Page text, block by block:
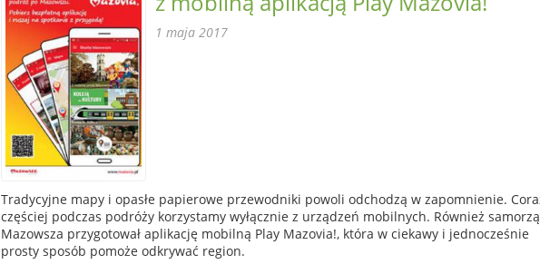
1 maja 2017
Tradycyjne mapy i opasłe papierowe przewodniki powoli odchodzą w zapomnienie.
częściej podczas podróży korzystamy wyłącznie z urządzeń mobilnych. Również
Mazowsza przygotował aplikację mobilną Play Mazovia!, która w ciekawy i jednocześnie
prosty sposób pomoże odkrywać region.